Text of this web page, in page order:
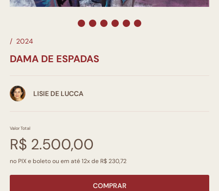
/ 2024
DAMA DE ESPADAS
LISIE DE LUCCA
Valor Total
R$ 2.500,00
no PIX e boleto ou em até 12x de R$ 230,72
COMPRAR